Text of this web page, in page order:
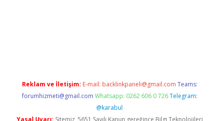
Reklam ve İletişim: E-mail: backlinkpaneli@gmail.com Teams:
forumhizmeti@gmail.com Whatsapp: 0262 606 0 726 Telegram:
@karabul
Yasal Uyarı: Sitemiz, 5651 Sayılı Kanun gereğince Bilgi Teknolojileri